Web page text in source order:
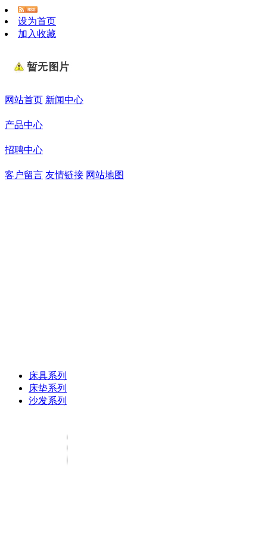
设为首页
加入收藏
网站首页 新闻中心
产品中心
招聘中心
客户留言 友情链接 网站地图
床具系列
床垫系列
沙发系列